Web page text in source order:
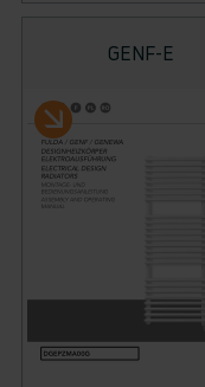
GENF-E